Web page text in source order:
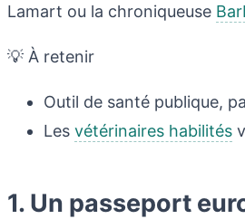
Lamart ou la chroniqueuse
💡 À retenir
Outil de santé publique,
Les vétérinaires habilités
1. Un passeport